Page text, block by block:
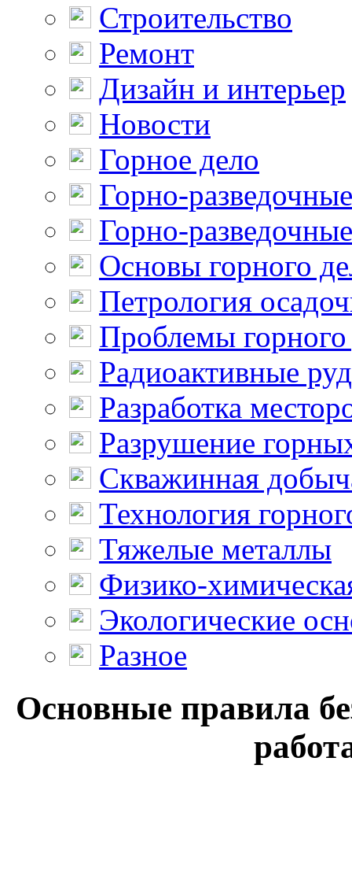
Строительство
Ремонт
Дизайн и интерьер
Новости
Горное дело
Горно-
Горно-
Основы горного
Петрология
Проблемы горного
Радиоактивные
Разработка
Разрушение
Скважинная
Технология
Тяжелые металлы
Физико-
Экологические
Разное
Основные правила